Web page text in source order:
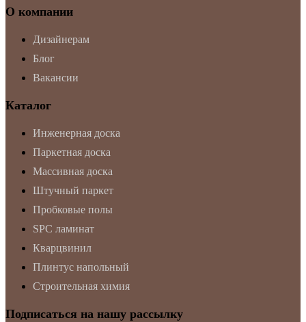
О компании
Дизайнерам
Блог
Вакансии
Каталог
Инженерная доска
Паркетная доска
Массивная доска
Штучный паркет
Пробковые полы
SPC ламинат
Кварцвинил
Плинтус напольный
Строительная химия
Подписаться на нашу рассылку